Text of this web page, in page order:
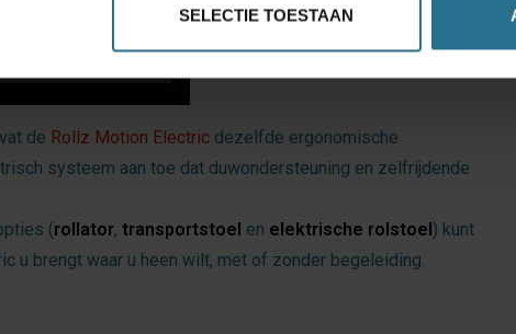
SELECTIE TOESTAAN
de Rollz Motion Electric dezelfde ergonomische
systeem aan toe dat duwondersteuning en zelfrijdende
(rollator, transportstoel en elektrische rolstoel) kunt
u brengt waar u heen wilt, met of zonder begeleiding.